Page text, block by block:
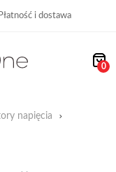
Płatność i dostawa
0
napięcia